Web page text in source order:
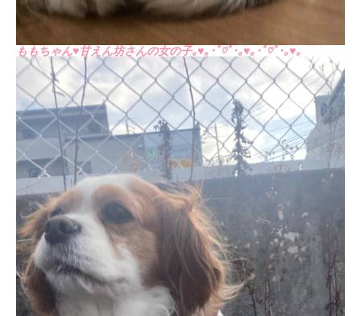
ももちゃん♥甘えん坊さんの女の子｡♥｡･ﾟ♡ﾟ･｡♥｡･ﾟ♡ﾟ･｡♥｡